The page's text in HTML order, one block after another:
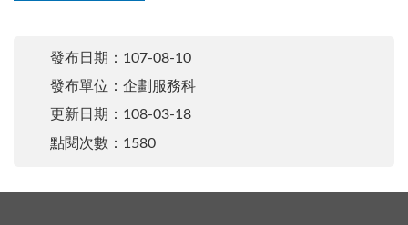
發布日期： 107-08-10
發布單位：企劃服務科
更新日期： 108-03-18
點閱次數：1580